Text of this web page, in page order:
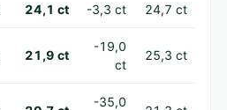
24,1 ct -3,3 ct 24,7 ct
21,9 ct
-19,0
ct
25,3 ct
-35,0